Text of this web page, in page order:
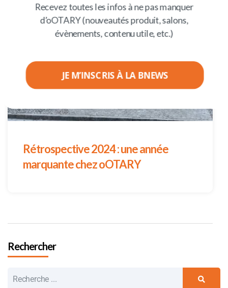
Rétrospective 2024 : une année
marquante chez oOTARY
Rechercher
Recevez toutes les infos à ne pas manquer
d’oOTARY (nouveautés produit, salons,
évènements, contenu utile, etc.)
JE M’INSCRIS À LA BNEWS
POWERED BY